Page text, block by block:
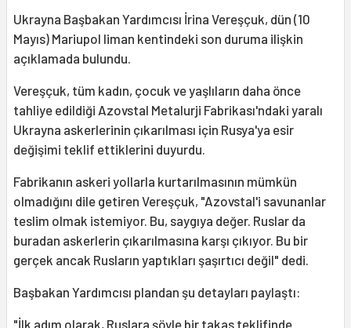
Ukrayna Başbakan Yardımcısı İrina Vereşçuk, dün (10
Mayıs) Mariupol liman kentindeki son duruma ilişkin
açıklamada bulundu.
Vereşçuk, tüm kadın, çocuk ve yaşlıların daha önce
tahliye edildiği Azovstal Metalurji Fabrikası'ndaki yaralı
Ukrayna askerlerinin çıkarılması için Rusya'ya esir
değişimi teklif ettiklerini duyurdu.
Fabrikanın askeri yollarla kurtarılmasının mümkün
olmadığını dile getiren Vereşçuk, "Azovstal'i savunanlar
teslim olmak istemiyor. Bu, saygıya değer. Ruslar da
buradan askerlerin çıkarılmasına karşı çıkıyor. Bu bir
gerçek ancak Rusların yaptıkları şaşırtıcı değil" dedi.
Başbakan Yardımcısı plandan şu detayları paylaştı:
"İlk adım olarak, Ruslara şöyle bir takas teklifinde